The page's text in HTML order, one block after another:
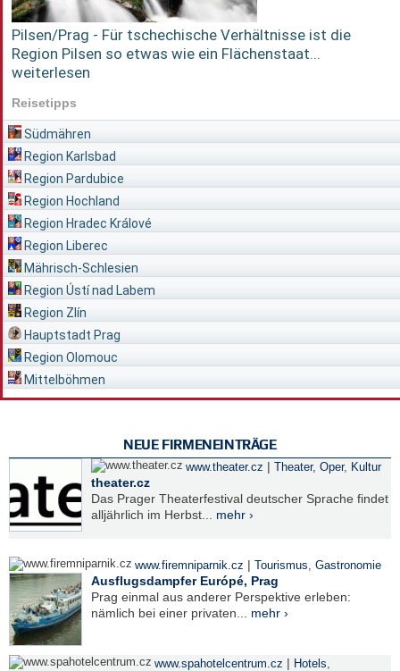
Pilsen/Prag - Für tschechische Verhältnisse ist die
Region Pilsen so etwas wie ein Flächenstaat...
weiterlesen
Reisetipps
Südmähren
Region Karlsbad
Region Pardubice
Region Hochland
Region Hradec Králové
Region Liberec
Mährisch-Schlesien
Region Ústí nad Labem
Region Zlín
Hauptstadt Prag
Region Olomouc
Mittelböhmen
NEUE FIRMENEINTRÄGE
www.theater.cz | Theater, Oper, Kultur
theater.cz
Das Prager Theaterfestival deutscher Sprache findet
alljährlich im Herbst... mehr ›
www.firemniparnik.cz | Tourismus Gastronomie
Ausflugsdampfer Európé, Prag
Prag einmal aus anderer Perspektive erleben:
nämlich bei einer privaten... mehr ›
www.spahotelcentrum.cz | Hotels